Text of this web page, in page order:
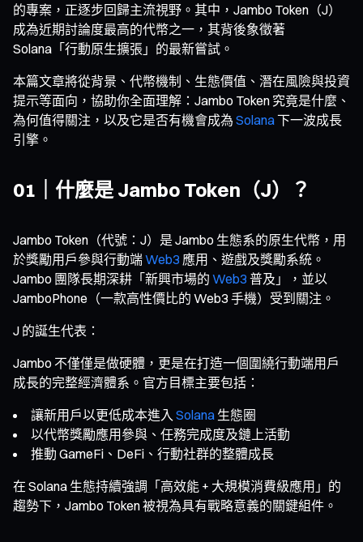
的專案，正逐步回歸主流視野。其中，Jambo Token（J）
成為近期討論度最高的代幣之一，其背後象徵著
Solana「行動原生擴張」的最新嘗試。
本篇文章將從背景、代幣機制、生態價值、潛在風險與投資
提示等面向，協助你全面理解：Jambo Token 究竟是什麼、
為何值得關注，以及它是否有機會成為 Solana下一波成長
引擎。
01｜什麼是 Jambo Token（J）？
Jambo Token（代號：J）是 Jambo 生態系的原生代幣，用
於獎勵用戶參與行動端Web3 應用、遊戲及獎勵系統。
Jambo 團隊長期深耕「新興市場的 Web3 普及」，並以
JamboPhone（一款高性價比的 Web3 手機）受到關注。
J 的誕生代表：
Jambo 不僅僅是做硬體，更是在打造一個圍繞行動端用戶
成長的完整經濟體系。官方目標主要包括：
讓新用戶以更低成本進入 Solana 生態圈
以代幣獎勵應用參與、任務完成度及鏈上活動
推動 GameFi、DeFi、行動社群的整體成長
在 Solana 生態持續強調「高效能 + 大規模消費級應用」的
趨勢下，Jambo Token 被視為具有戰略意義的關鍵組件。